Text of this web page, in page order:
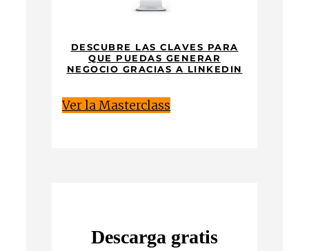
DESCUBRE LAS CLAVES PARA
QUE PUEDAS GENERAR
NEGOCIO GRACIAS A LINKEDIN
Ver la Masterclass
Descarga gratis